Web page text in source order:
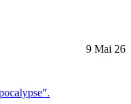
9 Mai 26